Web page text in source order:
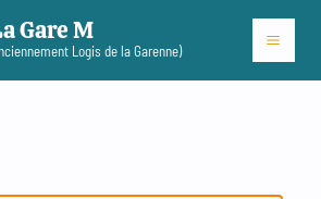
Gare M
Logis de la Garenne)